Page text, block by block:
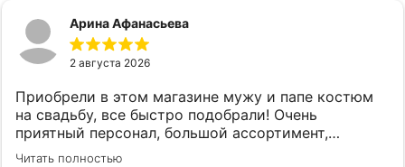
Арина Афанасьева
2 августа 2026
Приобрели в этом магазине мужу и папе костюм
на свадьбу, все быстро подобрали! Очень
приятный персонал, большой ассортимент,
рекомендую ❤️
Читать полностью